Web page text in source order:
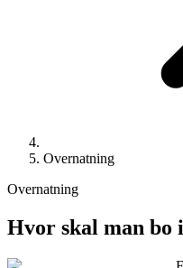
Overnatning
Overnatning
Hvor skal man bo